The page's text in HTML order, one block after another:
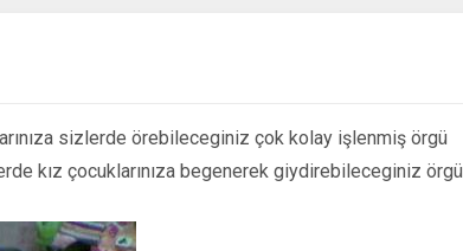
sizlerde örebileceginiz çok kolay işlenmiş örgü
kız çocuklarınıza begenerek giydirebileceginiz örgü